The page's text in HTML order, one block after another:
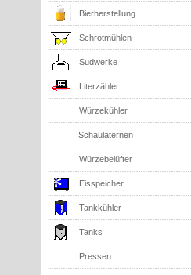
Bierherstellung
Schrotmühlen
Sudwerke
Literzähler
Würzekühler
Schaulaternen
Würzebelüfter
Eisspeicher
Tankkühler
Tanks
Pressen